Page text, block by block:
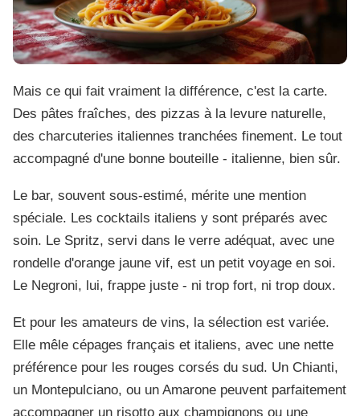
Mais ce qui fait vraiment la différence, c'est la carte.
Des pâtes fraîches, des pizzas à la levure naturelle,
des charcuteries italiennes tranchées finement. Le tout
accompagné d'une bonne bouteille - italienne, bien sûr.
Le bar, souvent sous-estimé, mérite une mention
spéciale. Les cocktails italiens y sont préparés avec
soin. Le Spritz, servi dans le verre adéquat, avec une
rondelle d'orange jaune vif, est un petit voyage en soi.
Le Negroni, lui, frappe juste - ni trop fort, ni trop doux.
Et pour les amateurs de vins, la sélection est variée.
Elle mêle cépages français et italiens, avec une nette
préférence pour les rouges corsés du sud. Un Chianti,
un Montepulciano, ou un Amarone peuvent parfaitement
accompagner un risotto aux champignons ou une